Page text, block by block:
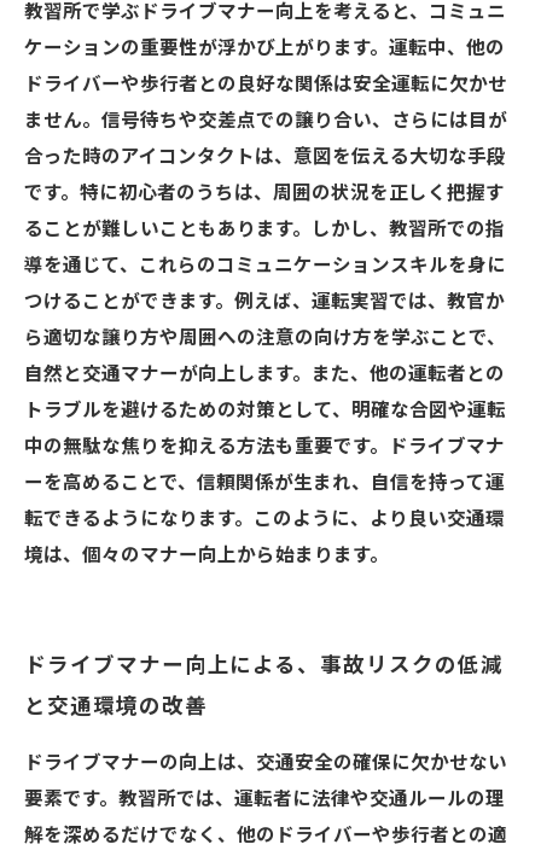
教習所で学ぶドライブマナー向上を考えると、コミュニ
ケーションの重要性が浮かび上がります。運転中、他の
ドライバーや歩行者との良好な関係は安全運転に欠かせ
ません。信号待ちや交差点での譲り合い、さらには目が
合った時のアイコンタクトは、意図を伝える大切な手段
です。特に初心者のうちは、周囲の状況を正しく把握す
ることが難しいこともあります。しかし、教習所での指
導を通じて、これらのコミュニケーションスキルを身に
つけることができます。例えば、運転実習では、教官か
ら適切な譲り方や周囲への注意の向け方を学ぶことで、
自然と交通マナーが向上します。また、他の運転者との
トラブルを避けるための対策として、明確な合図や運転
中の無駄な焦りを抑える方法も重要です。ドライブマナ
ーを高めることで、信頼関係が生まれ、自信を持って運
転できるようになります。このように、より良い交通環
境は、個々のマナー向上から始まります。
ドライブマナー向上による、事故リスクの低減
と交通環境の改善
ドライブマナーの向上は、交通安全の確保に欠かせない
要素です。教習所では、運転者に法律や交通ルールの理
解を深めるだけでなく、他のドライバーや歩行者との適